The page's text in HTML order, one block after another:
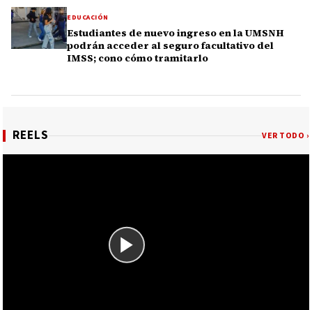
EDUCACIÓN
Estudiantes de nuevo ingreso en la UMSNH
podrán acceder al seguro facultativo del
IMSS; cono cómo tramitarlo
REELS VER TODO ›